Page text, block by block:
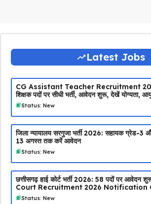
Latest Jobs
CG Assistant Teacher Recruitment
शिक्षक पदों पर सीधी भर्ती, आवेदन शुरू, देखें योग्यता,
Status: New
जिला न्यायालय सरगुजा भर्ती 2026: सहायक ग्रेड-3
13 अगस्त तक करें आवेदन
Status: New
छत्तीसगढ़ हाई कोर्ट भर्ती 2026: 58 पदों पर आवेदन
Court Recruitment 2026 Notification
Status: New